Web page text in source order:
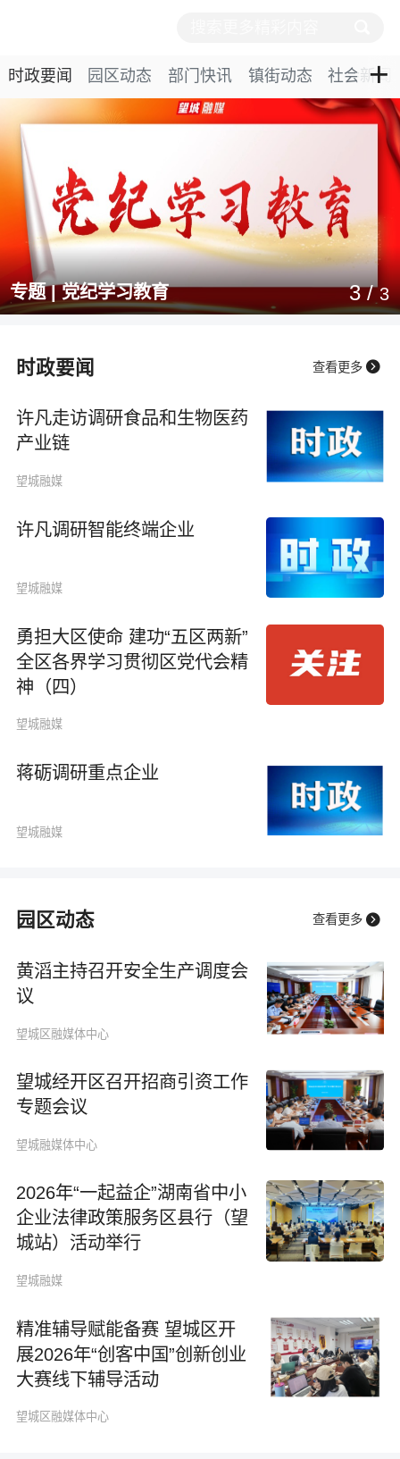
时政要闻 园区动态 部门快讯 镇街动态 社会新闻
+
专题 | 党纪学习教育 3/3
时政要闻 查看更多 
许凡走访调研食品和生物医药
产业链
望城融媒
许凡调研智能终端企业
望城融媒
勇担大区使命 建功“五区两新”
全区各界学习贯彻区党代会精
神（四）
望城融媒
蒋砺调研重点企业
望城融媒
园区动态 查看更多 
黄滔主持召开安全生产调度会
议
望城区融媒体中心
望城经开区召开招商引资工作
专题会议
望城融媒体中心
2026年“一起益企”湖南省中小
企业法律政策服务区县行（望
城站）活动举行
望城融媒
精准辅导赋能备赛 望城区开
展2026年“创客中国”创新创业
大赛线下辅导活动
望城区融媒体中心